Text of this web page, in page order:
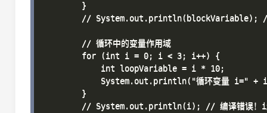
        }
// System.out.println(blockVariable);
        // 循环中的变量作用域
        for (int i = 0; i < 3; i++) {
            int loopVariable = i * 10;
System.out.println("循环变量 i=" +
        }
// System.out.println(i); // 编译错误！i